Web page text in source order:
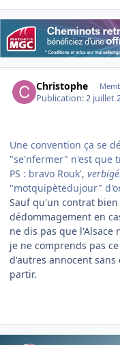
Christophe
Publication:2 juillet
Une convention ça se
"se'nfermer" n'est que
PS : bravo Rouk',
"motquipètedujour"
Sauf qu'un contrat
dédommagement en
ne dis pas que l'Alsace
je ne comprends pas
d'autres annocent
partir.